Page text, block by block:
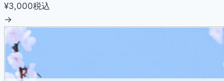
¥3,000税込
→